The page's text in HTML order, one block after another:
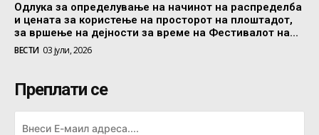
Одлука за определување на начинот на распределба
и цената за користење на просторот на плоштадот,
за вршење на дејности за време на Фестивалот на...
ВЕСТИ 03 јули, 2026
Преплати се